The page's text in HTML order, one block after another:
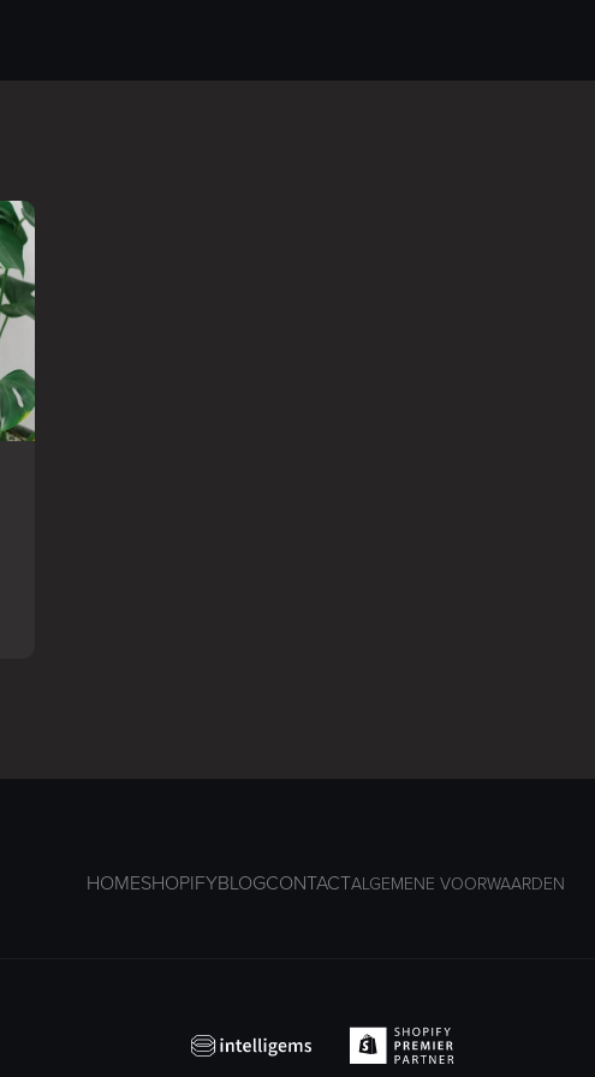
HOMESHOPIFYBLOGCONTACTALGEMENE VOORWAARDEN